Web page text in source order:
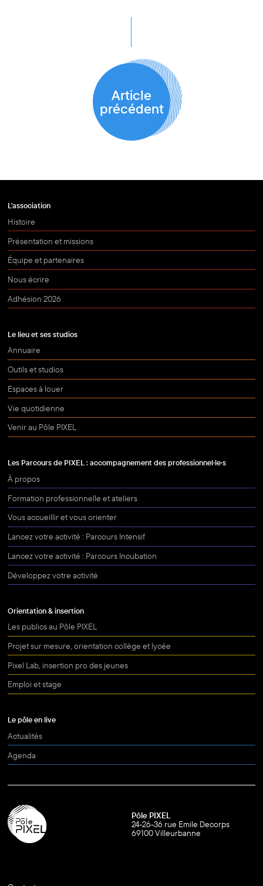
Article
précédent
L'association
Histoire
Présentation et missions
Équipe et partenaires
Nous écrire
Adhésion 2026
Le lieu et ses studios
Annuaire
Outils et studios
Espaces à louer
Vie quotidienne
Venir au Pôle PIXEL
Les Parcours de PIXEL : accompagnement des professionnel·le·s
À propos
Formation professionnelle et ateliers
Vous accueillir et vous orienter
Lancez votre activité : Parcours Intensif
Lancez votre activité : Parcours Incubation
Développez votre activité
Orientation & insertion
Les publics au Pôle PIXEL
Projet sur mesure, orientation collège et lycée
Pixel Lab, insertion pro des jeunes
Emploi et stage
Le pôle en live
Actualités
Agenda
Pôle PIXEL
24-26-36 rue Emile Decorps
69100 Villeurbanne